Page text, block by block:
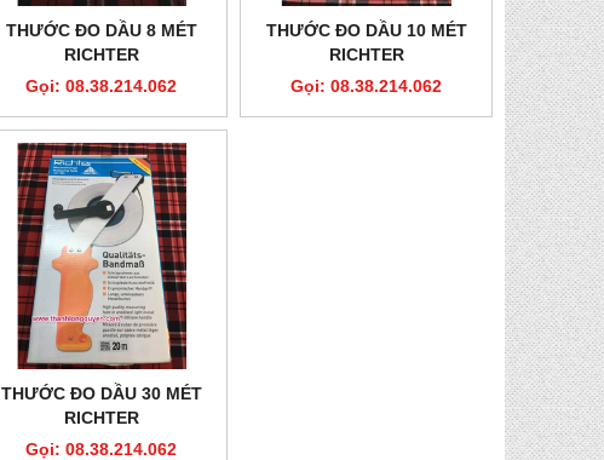
THƯỚC ĐO DẦU 8 MÉT
RICHTER
Gọi: 08.38.214.062
THƯỚC ĐO DẦU 10 MÉT
RICHTER
Gọi: 08.38.214.062
THƯỚC ĐO DẦU 30 MÉT
RICHTER
Gọi: 08.38.214.062